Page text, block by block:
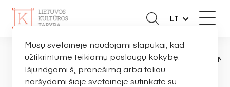
LT
PAGRINDINISNAUJIENOS ORGANIZACIJOMS
Mūsų svetainėje naudojami slapukai, kad
užtikrintume teikiamų paslaugų kokybę.
Išjundgami šį pranešimą arba toliau
naršydami šioje svetainėje sutinkate su